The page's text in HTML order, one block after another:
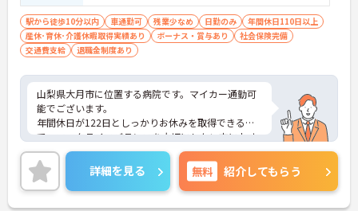
駅から徒歩10分以内 車通勤可 残業少なめ 日勤のみ
年間休日110日以上
産休･育休･介護休暇取得実績あり
ボーナス・賞与あり
社会保険完備
交通費支給
退職金制度あり
山梨県大月市に位置する病院です。マイカー通勤可
能でございます。
年間休日が122日としっかりお休みを取得できるの
で、ワークライフバランスを大切にしたい方におす
すめです。
昇給や賞与制度があり頑張りが評価されてしっかり
と職員に還元されます。賞与は計4.4ヶ月分の支給実
績と嬉しい高待遇です。
詳細を見る 無料 紹介してもらう